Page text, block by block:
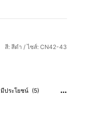
สี: สีดำ / ไซส์: CN42-43
มีประโยชน์ (5)